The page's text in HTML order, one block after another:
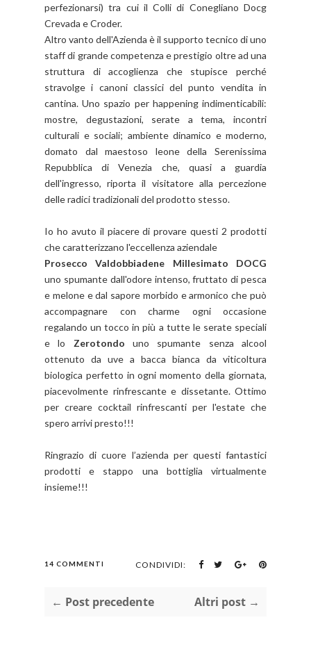
perfezionarsi) tra cui il Colli di Conegliano Docg
Crevada e Croder.
Altro vanto dell'Azienda è il supporto tecnico di uno
staff di grande competenza e prestigio oltre ad una
struttura di accoglienza che stupisce perché
stravolge i canoni classici del punto vendita in
cantina. Uno spazio per happening indimenticabili:
mostre, degustazioni, serate a tema, incontri
culturali e sociali; ambiente dinamico e moderno,
domato dal maestoso leone della Serenissima
Repubblica di Venezia che, quasi a guardia
dell'ingresso, riporta il visitatore alla percezione
delle radici tradizionali del prodotto stesso.
Io ho avuto il piacere di provare questi 2 prodotti
che caratterizzano l'eccellenza aziendale
Prosecco Valdobbiadene Millesimato DOCG
uno spumante dall'odore intenso, fruttato di pesca
e melone e dal sapore morbido e armonico che può
accompagnare con charme ogni occasione
regalando un tocco in più a tutte le serate speciali
e lo Zerotondo uno spumante senza alcool
ottenuto da uve a bacca bianca da viticoltura
biologica perfetto in ogni momento della giornata,
piacevolmente rinfrescante e dissetante. Ottimo
per creare cocktail rinfrescanti per l'estate che
spero arrivi presto!!!
Ringrazio di cuore l’azienda per questi fantastici
prodotti e stappo una bottiglia virtualmente
insieme!!!
14 COMMENTI CONDIVIDI:
← Post precedente Altri post →